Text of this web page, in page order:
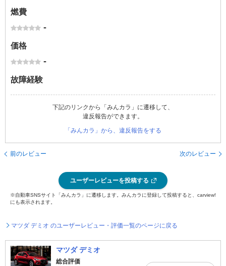
燃費
-
価格
-
故障経験
下記のリンクから「みんカラ」に遷移して、
違反報告ができます。
「みんカラ」から、違反報告をする
前のレビュー 次のレビュー
ユーザーレビューを投稿する
※自動車SNSサイト「みんカラ」に遷移します。みんカラに登録して投稿すると、carview!
にも表示されます。
マツダ デミオ のユーザーレビュー・評価一覧のページに戻る
マツダ デミオ
総合評価